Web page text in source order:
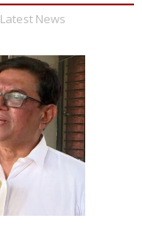
Latest News